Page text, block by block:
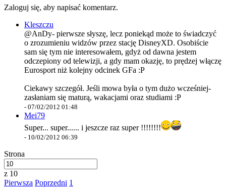
Zaloguj się, aby napisać komentarz.
Kleszczu
@AnDy- pierwsze słyszę, lecz poniekąd może to świadczyć
o zrozumieniu widzów przez stację DisneyXD. Osobiście
sam się tym nie interesowałem, gdyż od dawna jestem
odczepiony od telewizji, a gdy mam okazję, to prędzej włączę
Eurosport niż kolejny odcinek GFa :P
Ciekawy szczegół. Jeśli mowa była o tym dużo wcześniej-
zasłaniam się maturą, wakacjami oraz studiami :P
- 07/02/2012 01:48
Mei79
Super... super...... i jeszcze raz super !!!!!!!!
- 10/02/2012 06:39
Strona
z 10
Pierwsza Poprzedni 1